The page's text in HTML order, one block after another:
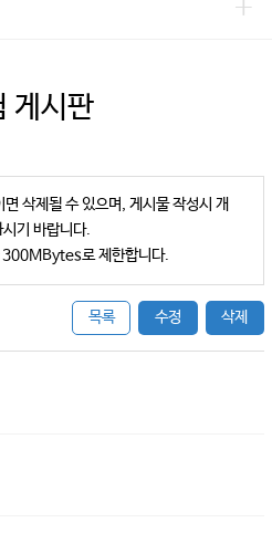
게시판
삭제될 수 있으며, 게시물 작성시 개
기 바랍니다.
300MBytes로 제한합니다.
목록 수정 삭제